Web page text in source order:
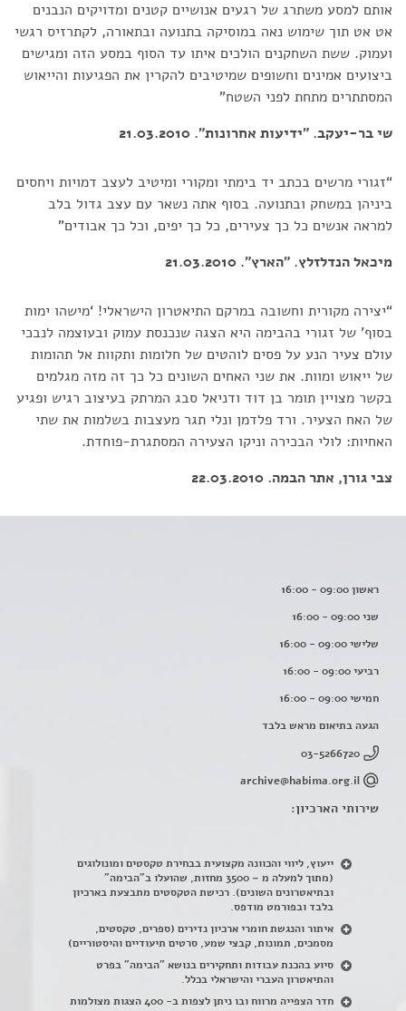
אותם למסע משתרג של רגעים אנושיים קטנים ומדויקים הנבנים
אט אט תוך שימוש נאה במוסיקה בתנועה ובתאורה, לקתרזיס רגשי
ועמוק. ששת השחקנים הולכים איתו עד הסוף במסע הזה ומגישים
ביצועים אמינים וחשופים שמיטיבים להקרין את הפגיעות והייאוש
המסתתרים מתחת לפני השטח”
שי בר-יעקב. "ידיעות אחרונות". 21.03.2010
“זגורי מרשים בכתב יד בימתי ומקורי ומיטיב לעצב דמויות ויחסים
ביניהן במשחק ובתנועה. בסוף אתה נשאר עם עצב גדול בלב
למראה אנשים כל כך צעירים, כל כך יפים, וכל כך אבודים”
מיכאל הנדלזלץ. "הארץ". 21.03.2010
“יצירה מקורית וחשובה במרקם התיאטרון הישראלי! ‘מישהו ימות
בסוף’ של זגורי בהבימה היא הצגה שנכנסת עמוק ובעוצמה לנבכי
עולם צעיר הנע על פסים לוהטים של חלומות ותקוות אל תהומות
של ייאוש ומוות. את שני האחים השונים כל כך זה מזה מגלמים
בקשר מצויין תומר בן דוד ודניאל סבג המרתק בעיצוב רגיש ופגיע
של האח הצעיר. ורד פלדמן ונלי תגר מעצבות בשלמות את שתי
האחיות: לולי הבכירה וניקו הצעירה המסתגרת-פוחדת.
צבי גורן, אתר הבמה. 22.03.2010
ראשון 09:00 - 16:00
שני 09:00 - 16:00
שלישי 09:00 - 16:00
רביעי 09:00 - 16:00
חמישי 09:00 - 16:00
הגעה בתיאום מראש בלבד
03-5266720
archive@habima.org.il
שירותי הארכיון:
ייעוץ, ליווי והכוונה מקצועית בבחירת טקסטים ומונולוגים
(מתוך למעלה מ – 3500 מחזות, שהועלו ב"הבימה"
ובתיאטרונים השונים). רכישת הטקסטים מתבצעת בארכיון
בלבד ובפורמט מודפס.
איתור והנגשת חומרי ארכיון נדירים (ספרים, טקסטים,
מסמכים, תמונות, קבצי שמע, סרטים תיעודיים והיסטוריים)
סיוע בהכנת עבודות ותחקירים בנושא "הבימה" בפרט
והתיאטרון העברי והישראלי בכלל.
חדר הצפייה מרווח ובו ניתן לצפות ב- 400 הצגות מצולמות